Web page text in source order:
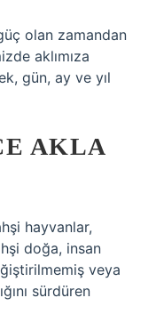
olan zamandan
aklımıza
gün, ay ve yıl
AKLA
hayvanlar,
doğa, insan
veya
sürdüren